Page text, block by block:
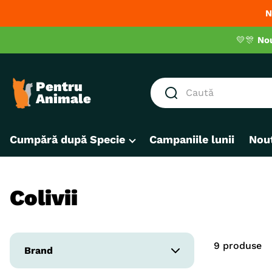
💛🎊
Caută
1. hrana umeda pisici
hrana uscata câini
7. hypoallergenic
Cumpără după Specie Campaniile lunii
Colivii
Brand 9 produse